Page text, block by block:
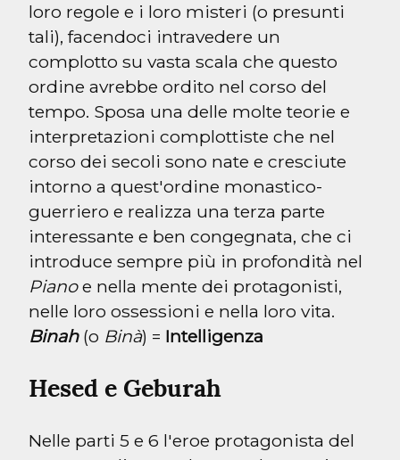
loro regole e i loro misteri (o presunti
tali), facendoci intravedere un
complotto su vasta scala che questo
ordine avrebbe ordito nel corso del
tempo. Sposa una delle molte teorie e
interpretazioni complottiste che nel
corso dei secoli sono nate e cresciute
intorno a quest'ordine monastico-
guerriero e realizza una terza parte
interessante e ben congegnata, che ci
Piano e nella mente dei protagonisti,
Binah (o Binà) = Intelligenza
Hesed e Geburah
Nelle parti 5 e 6 l'eroe protagonista del